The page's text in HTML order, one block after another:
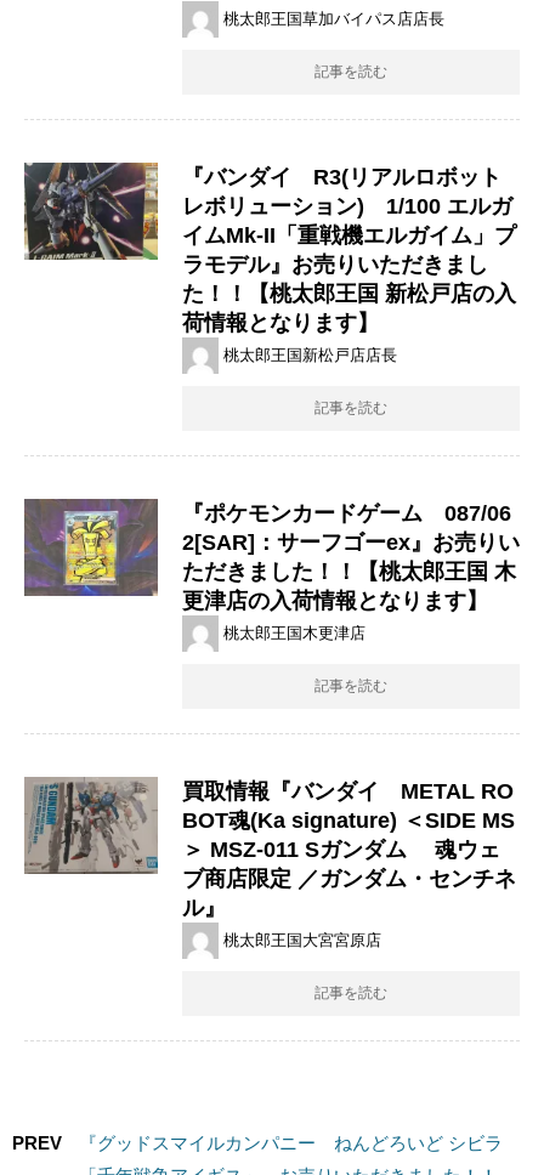
桃太郎王国草加バイパス店店長
記事を読む
『バンダイ ​R3(リアルロボット
レボリューション) 1/100 エルガ
イムMk-II「重戦機エルガイム」プ
ラモデル』お売りいただきまし
た！！【桃太郎王国 新松戸店の入
荷情報となります】
桃太郎王国新松戸店店長
記事を読む
『ポケモンカードゲーム 087/06
2[SAR]：サーフゴーex』お売りい
ただきました！！【桃太郎王国 木
更津店の入荷情報となります】
桃太郎王国木更津店
記事を読む
買取情報『バンダイ METAL ​RO
BOT魂(Ka ​signature) ​＜SIDE ​MS
＞ ​MSZ-011 ​Sガンダム ​魂ウェ
ブ商店限定 ​／ガンダム・センチネ
ル』
桃太郎王国大宮宮原店
記事を読む
PREV
『グッドスマイルカンパニー ねんどろいど ​シビラ ​